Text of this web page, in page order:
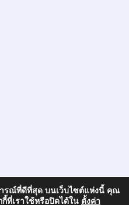
รณ์ที่ดีที่สุด บนเว็บไซต์แห่งนี้ คุณ
ที่เราใช้หรือปิดได้ใน ตั้งค่า